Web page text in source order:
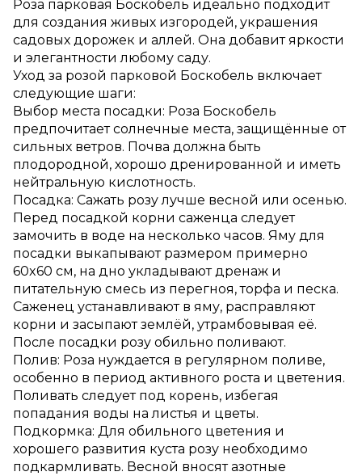
Роза парковая Боскобель идеально подходит
для создания живых изгородей, украшения
садовых дорожек и аллей. Она добавит яркости
и элегантности любому саду.
Уход за розой парковой Боскобель включает
следующие шаги:
Выбор места посадки: Роза Боскобель
предпочитает солнечные места, защищённые от
сильных ветров. Почва должна быть
плодородной, хорошо дренированной и иметь
нейтральную кислотность.
Посадка: Сажать розу лучше весной или осенью.
Перед посадкой корни саженца следует
замочить в воде на несколько часов. Яму для
посадки выкапывают размером примерно
60x60 см, на дно укладывают дренаж и
питательную смесь из перегноя, торфа и песка.
Саженец устанавливают в яму, расправляют
корни и засыпают землёй, утрамбовывая её.
После посадки розу обильно поливают.
Полив: Роза нуждается в регулярном поливе,
особенно в период активного роста и цветения.
Поливать следует под корень, избегая
попадания воды на листья и цветы.
Подкормка: Для обильного цветения и
хорошего развития куста розу необходимо
подкармливать. Весной вносят азотные